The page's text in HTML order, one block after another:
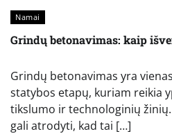
Namai
Grindų betonavimas: kaip
Grindų betonavimas yra
statybos etapų, kuriam reikia
tikslumo ir technologinių
gali atrodyti, kad tai […]